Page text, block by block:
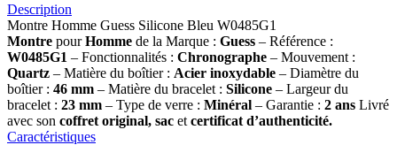
Description
Montre Homme Guess Silicone Bleu W0485G1
Montre pourHomme de la Marque : Guess – Référence :
W0485G1 – Fonctionnalités : Chronographe – Mouvement :
Quartz – Matière du boîtier : Acier inoxydable – Diamètre du
boîtier : 46 mm – Matière du bracelet : Silicone – Largeur du
bracelet : 23 mm – Type de verre : Minéral – Garantie : 2 ans Livré
avec son coffret original, sac et certificat d’authenticité.
Caractéristiques